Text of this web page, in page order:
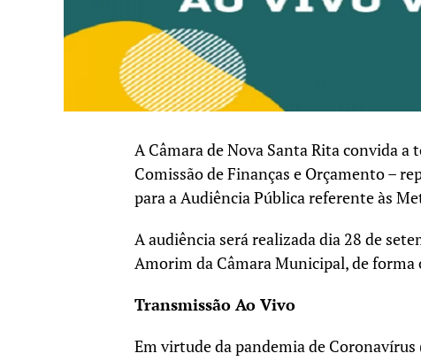
A Câmara de Nova Santa Rita convida a
Comissão de Finanças e Orçamento –
para a Audiência Pública referente às
A audiência será realizada dia 28 de
Amorim da Câmara Municipal, de forma
Transmissão Ao Vivo
Em virtude da pandemia de